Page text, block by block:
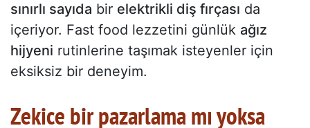
sınırlı sayıda bir elektrikli diş fırçası da
içeriyor. Fast food lezzetini günlük ağız
hijyeni rutinlerine taşımak isteyenler için
eksiksiz bir deneyim.
Zekice bir pazarlama mı yoksa